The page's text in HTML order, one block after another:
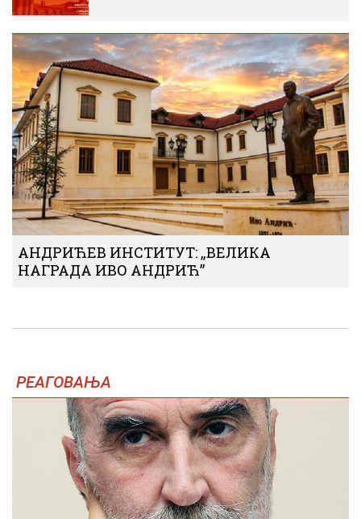
АНДРИЋЕВ ИНСТИТУТ: „ВЕЛИКА
НАГРАДА ИВО АНДРИЋ”
РЕАГОВАЊА